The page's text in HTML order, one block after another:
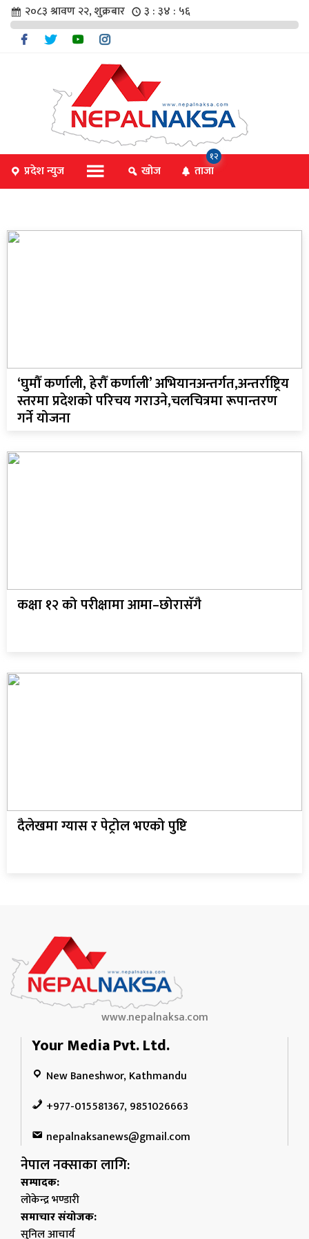
२०८३ श्रावण २२, शुक्रबार ३ : ३४ : ५६
प्रदेश न्युज खोज ताजा
१२
‘घुमौँ कर्णाली, हेरौँ कर्णाली’ अभियानअन्तर्गत,अन्तर्राष्ट्रिय
स्तरमा प्रदेशको परिचय गराउने,चलचित्रमा रूपान्तरण
गर्ने योजना
कक्षा १२ को परीक्षामा आमा–छोरासँगै
दैलेखमा ग्यास र पेट्रोल भएको पुष्टि
www.nepalnaksa.com
Your Media Pvt. Ltd.
New Baneshwor, Kathmandu
+977-015581367, 9851026663
nepalnaksanews@gmail.com
नेपाल नक्साका लागि:
सम्पादक:
लोकेन्द्र भण्डारी
समाचार संयोजक:
सुनिल आचार्य